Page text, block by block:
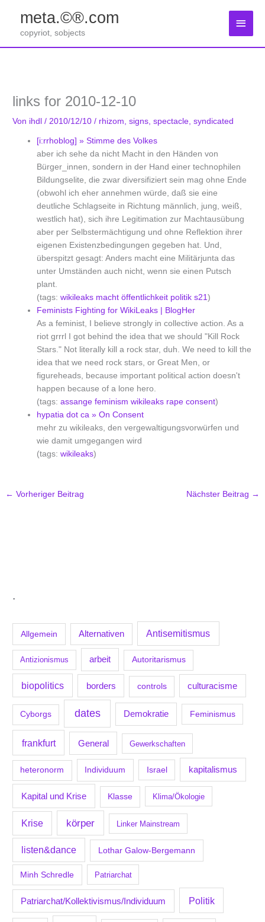
springen
meta.©®.com
copyriot, sobjects
.
Allgemein Alternativen Antisemitismus
Antizionismus arbeit Autoritarismus
biopolitics borders controls culturacisme
Cyborgs dates Demokratie Feminismus
frankfurt General Gewerkschaften
heteronorm Individuum Israel kapitalismus
Kapital und Krise Klasse Klima/Ökologie
Krise körper Linker Mainstream
listen&dance Lothar Galow-Bergemann
Minh Schredle Patriarchat
Patriarchat/Kollektivismus/Individuum Politik
links for 2010-12-10
Von ihdl/ 2010/12/10/ rhizom ,signs ,spectacle ,syndicated
[i:rrhoblog] » Stimme des Volkes
aber ich sehe da nicht Macht in den Händen von
Bürger_innen, sondern in der Hand einer technophilen
Bildungselite, die zwar diversifiziert sein mag ohne Ende
(obwohl ich eher annehmen würde, daß sie eine
deutliche Schlagseite in Richtung männlich, jung, weiß,
westlich hat), sich ihre Legitimation zur Machtausübung
aber per Selbstermächtigung und ohne Reflektion ihrer
eigenen Existenzbedingungen gegeben hat. Und,
überspitzt gesagt: Anders macht eine Militärjunta das
unter Umständen auch nicht, wenn sie einen Putsch
plant.
(tags:wikileaks macht öffentlichkeit politik s21)
Feminists Fighting for WikiLeaks | BlogHer
As a feminist, I believe strongly in collective action. As a
riot grrrl I got behind the idea that we should "Kill Rock
Stars." Not literally kill a rock star, duh. We need to kill the
idea that we need rock stars, or Great Men, or
figureheads, because important political action doesn't
happen because of a lone hero.
(tags:assange feminism wikileaks rape consent)
hypatia dot ca » On Consent
mehr zu wikileaks, den vergewaltigungsvorwürfen und
wie damit umgegangen wird
(tags:wikileaks)
← Vorheriger Beitrag Nächster Beitrag →